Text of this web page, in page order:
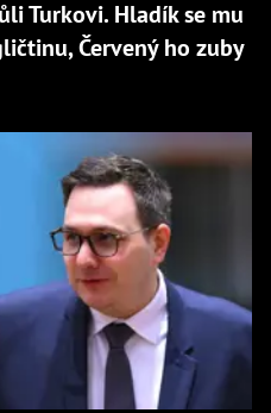
Turkovi. Hladík se mu
Červený ho zuby